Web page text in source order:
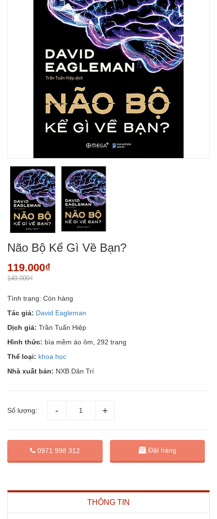
Não Bộ Kể Gì Về Bạn?
119.000₫
149.000₫
Tình trạng: Còn hàng
Tác giả: David Eagleman
Dịch giả: Trần Tuấn Hiệp
Hình thức: bìa mềm áo ôm, 292 trang
Thể loại: khoa học
Nhà xuất bản: NXB Dân Trí
Số lượng:
0971 998 312 Đặt hàng
THÔNG TIN